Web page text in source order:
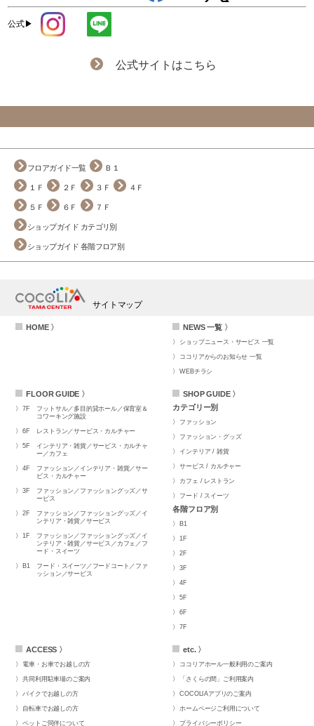
公式▶
公式サイトはこちら
フロアガイド一覧 Ｂ１
１Ｆ ２Ｆ ３Ｆ ４Ｆ
５Ｆ ６Ｆ ７Ｆ
ショップガイド カテゴリ別
ショップガイド 各階フロア別
サイトマップ
HOME 〉 NEWS 一覧 〉
ショップニュース・サービス 一覧
ココリアからのお知らせ 一覧
WEBチラシ
FLOOR GUIDE 〉
7F
フットサル／多目的貸ホール／保育室＆
コワーキング施設
6F レストラン／サービス・カルチャー
5F
インテリア・雑貨／サービス・カルチャ
ー／カフェ
4F
ファッション／インテリア・雑貨／サー
ビス・カルチャー
3F
ファッション／ファッショングッズ／サ
ービス
2F
ファッション／ファッショングッズ／イ
ンテリア・雑貨／サービス
1F
ファッション／ファッショングッズ／イ
ンテリア・雑貨／サービス／カフェ／フ
ード・スイーツ
B1
フード・スイーツ／フードコート／ファ
ッション／サービス
SHOP GUIDE 〉
カテゴリー別
ファッション
ファッション・グッズ
インテリア / 雑貨
サービス / カルチャー
カフェ / レストラン
フード / スイーツ
各階フロア別
B1
1F
2F
3F
4F
5F
6F
7F
ACCESS 〉
電車・お車でお越しの方
共同利用駐車場のご案内
バイクでお越しの方
自転車でお越しの方
ペットご同伴について
etc. 〉
ココリアホール一般利用のご案内
「さくらの間」ご利用案内
COCOLIAアプリのご案内
ホームページご利用について
プライバシーポリシー